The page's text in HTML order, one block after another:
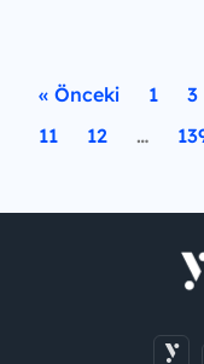
« Önceki 1 3
11
12 …